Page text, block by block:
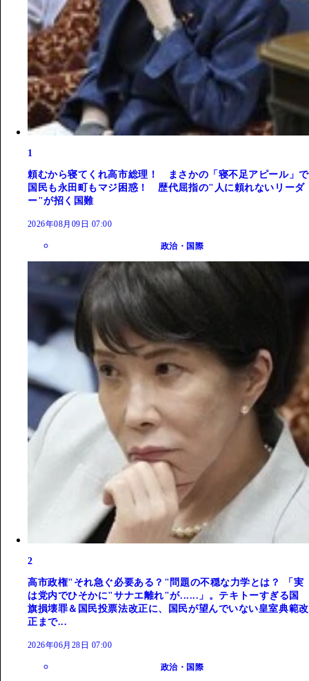
1
頼むから寝てくれ高市総理！ まさかの「寝不足アピール」で
国民も永田町もマジ困惑！ 歴代屈指の"人に頼れないリーダ
ー"が招く国難
2026年08月09日 07:00
政治・国際
2
高市政権"それ急ぐ必要ある？"問題の不穏な力学とは？ 「実
は党内でひそかに"サナエ離れ"が......」。テキトーすぎる国
旗損壊罪＆国民投票法改正に、国民が望んでいない皇室典範改
正まで...
2026年06月28日 07:00
政治・国際